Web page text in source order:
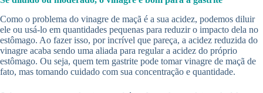
Como o problema do vinagre de maçã é a sua acidez, podemos diluir
ele ou usá-lo em quantidades pequenas para reduzir o impacto dela no
estômago. Ao fazer isso, por incrível que pareça, a acidez reduzida do
vinagre acaba sendo uma aliada para regular a acidez do próprio
estômago. Ou seja, quem tem gastrite pode tomar vinagre de maçã de
fato, mas tomando cuidado com sua concentração e quantidade.